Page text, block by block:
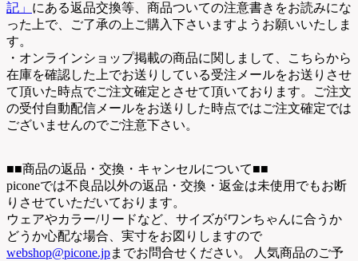
記」 にある返品交換等、商品ついての注意書きをお読みにな
った上で、ご了承の上ご購入下さいますようお願いいたしま
す。
・オンラインショップ掲載の商品に関しまして、こちらから
在庫を確認した上でお送りしている受注メールをお送りさせ
て頂いた時点でご注文確定とさせて頂いております。ご注文
の受付自動配信メールをお送りした時点ではご注文確定では
ございませんのでご注意下さい。
■■商品の返品・交換・キャンセルについて■■
piconeでは不良品以外の返品・交換・返金は未使用でもお断
りさせていただいております。
ウェアやカラー/リードなど、サイズがワンちゃんに合うか
どうか心配な場合、実寸をお図りしますので
webshop@picone.jpまでお問合せください。 人気商品のご予